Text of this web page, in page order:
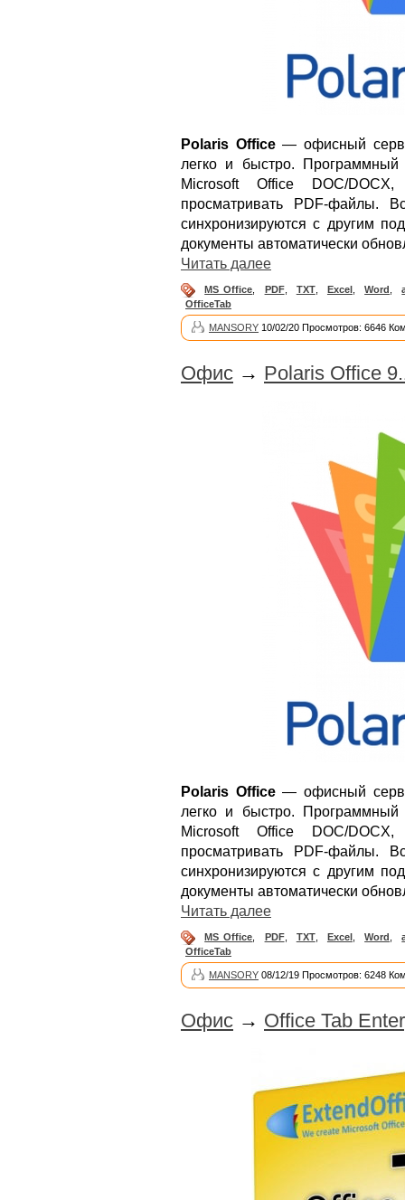
Polaris Office— офисный
легко и быстро. Программный
Microsoft Office DOC/
просматривать PDF-файлы.
синхронизируются с другим
документы автоматически
Читать далее
MS Office PDF, TXT, Excel, Word
OfficeTab
MANSORY 10/02/20 Просмотров: 6646
Офис → Polaris Office
Polaris Office— офисный
легко и быстро. Программный
Microsoft Office DOC/
просматривать PDF-файлы.
синхронизируются с другим
документы автоматически
Читать далее
MS Office PDF, TXT, Excel, Word
OfficeTab
MANSORY 08/12/19 Просмотров: 6248
Офис → Office Tab